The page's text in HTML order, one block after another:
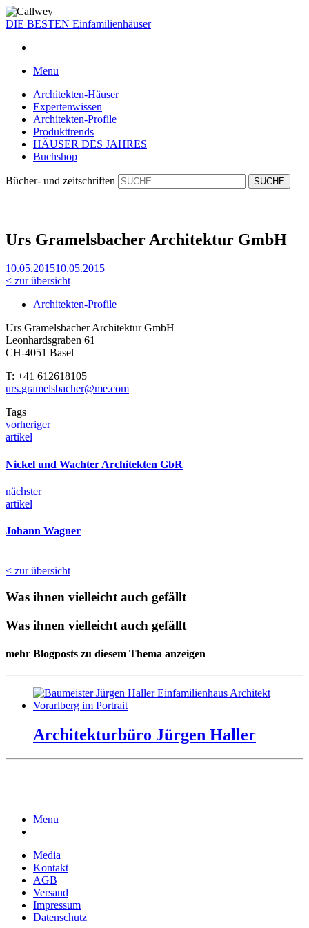
DIE BESTEN Einfamilienhäuser
Menu
Architekten-Häuser
Expertenwissen
Architekten-Profile
Produkttrends
HÄUSER DES JAHRES
Buchshop
Bücher- und zeitschriften
Urs Gramelsbacher Architektur GmbH
10.05.201510.05.2015
< zur übersicht
Architekten-Profile
Urs Gramelsbacher Architektur GmbH
Leonhardsgraben 61
CH-4051 Basel
T: +41 612618105
urs.gramelsbacher@me.com
Tags
vorheriger
artikel
Nickel und Wachter Architekten GbR
nächster
artikel
Johann Wagner
< zur übersicht
Was ihnen vielleicht auch gefällt
Was ihnen vielleicht auch gefällt
mehr Blogposts zu diesem Thema anzeigen
Architekturbüro Jürgen Haller
Menu
Media
Kontakt
AGB
Versand
Impressum
Datenschutz